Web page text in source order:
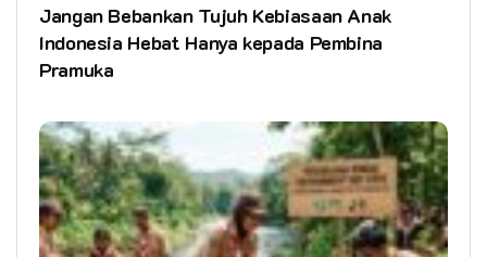
Jangan Bebankan Tujuh Kebiasaan Anak
Indonesia Hebat Hanya kepada Pembina
Pramuka